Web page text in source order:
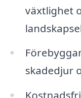
växtlighet
skadedjur